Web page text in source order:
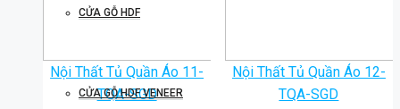
CỬA GỖ HDF
CỬA GỖ HDF VENEER
Nội Thất Tủ Quần Áo 11-
TQA-SGD
Nội Thất Tủ Quần Áo 12-
TQA-SGD